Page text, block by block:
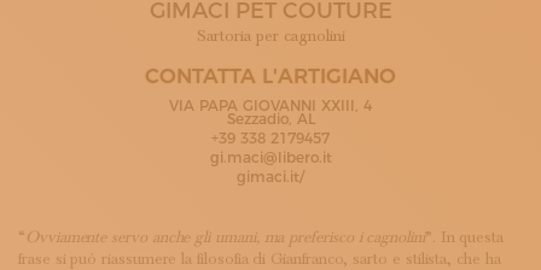
ISCRIVITI ALLA NEWSLETTER
LOGIN
GIMACI PET COUTURE
Sartoria per cagnolini
CONTATTA L'ARTIGIANO
VIA PAPA GIOVANNI XXIII, 4
Sezzadio, AL
+39 338 2179457
gi.maci@libero.it
gimaci.it/
“Ovviamente servo anche gli umani, ma preferisco i cagnolini”. In questa
frase si può riassumere la filosofia di Gianfranco, sarto e stilista, che ha